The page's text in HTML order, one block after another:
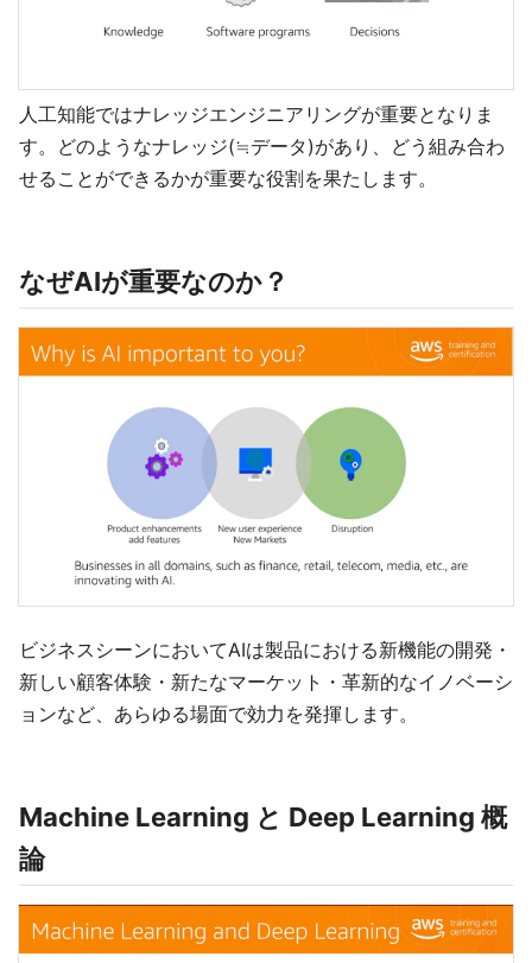
人工知能ではナレッジエンジニアリングが重要となりま
す。どのようなナレッジ(≒データ)があり、どう組み合わ
せることができるかが重要な役割を果たします。
なぜAIが重要なのか？
ビジネスシーンにおいてAIは製品における新機能の開発・
新しい顧客体験・新たなマーケット・革新的なイノベーシ
ョンなど、あらゆる場面で効力を発揮します。
Machine Learning と Deep Learning 概
論